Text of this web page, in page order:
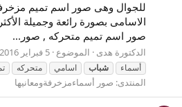
للجوال وهى صور اسم تميم
الاسامى بصورة رائعة وجميلة
صور اسم تميم متحركه , صور...
الدكتورة هدى الموضوع 5 فبراير 2016
أسماء
شباب اسامي متحركه
المنتدى: صور أسماءمزخرفةومعانيها